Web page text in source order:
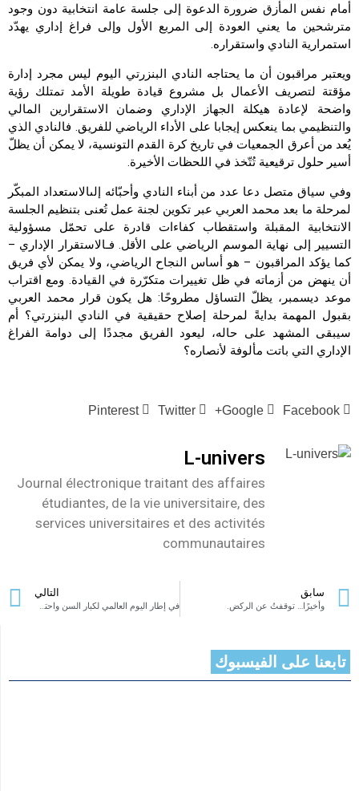
أمام نفس المأزق ضرورة الدعوة إلى جلسة عامة انتخابية دون وجود
مترشحين ما يعني العودة إلى المربع الأول وإلى فراغ إداري يهدّد
استمرارية النادي واستقراره.
ويعتبر مراقبون أن ما يحتاجه النادي البنزرتي اليوم ليس مجرد إدارة
مؤقتة لتصريف الأعمال بل مشروع قيادة طويلة الأمد تمتلك رؤية
واضحة لإعادة هيكلة الجهاز الإداري وضمان الاستقرارين المالي
والتنظيمي بما ينعكس إيجابا على الأداء الرياضي للفريق. فالنادي الذي
يُعد من أعرق الجمعيات في تاريخ كرة القدم التونسية، لا يمكن أن يظلّ
أسير حلول ترقيعية تُتّخذ في اللحظات الأخيرة.
وفي سياق متصل دعا عدد من أبناء النادي وأحبّائه إلىالاستعداد المبكّر
لمرحلة ما بعد محمد العربي عبر تكوين لجنة عمل تُعنى بتنظيم الجلسة
الانتخابية المقبلة واستقطاب كفاءات قادرة على تحمّل مسؤولية
التسيير إلى نهاية الموسم الرياضي على الأقل. فـالاستقرار الإداري –
كما يؤكد المراقبون – هو أساس النجاح الرياضي، ولا يمكن لأي فريق
أن ينهض من أزماته في ظل تغييرات متكرّرة في القيادة. ومع اقتراب
موعد ديسمبر، يظلّ التساؤل مطروحًا: هل يكون قرار محمد العربي
بقبول المهمة بدايةً لمرحلة إصلاح حقيقية في النادي البنزرتي؟ أم
سيبقى المشهد على حاله، ليعود الفريق مجددًا إلى دوامة الفراغ
الإداري التي باتت مألوفة لأنصاره؟
Facebook
Google+
Twitter
Pinterest
L-univers
Journal électronique traitant des affaires
étudiantes, de la vie universitaire, des
services universitaires et des activités
communautaires
سابق
وأخيرًا… توقفتُ عن الركض.
التالي
في إطار اليوم العالمي لكبار السن واحتفاءً بذكرى عيد الجلاء: المندوبية الجهوية لشؤون المرأة والأسرة ببنزرت تنظم مداخلة فكرية بعنوان “15 اكتوبر وتداعياتها “
تابعنا على الفيسبوك